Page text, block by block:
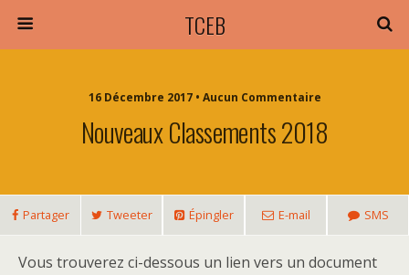
TCEB
16 Décembre 2017 • Aucun Commentaire
Nouveaux Classements 2018
Partager Tweeter Épingler E-mail SMS
Vous trouverez ci-dessous un lien vers un document